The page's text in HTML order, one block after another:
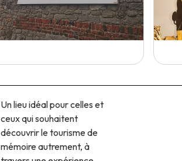
Un lieu idéal pour celles et
ceux qui souhaitent
découvrir le tourisme de
mémoire autrement, à